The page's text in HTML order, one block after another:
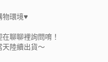
物環境♥
聊聊裡詢問唷！
陸續出貨～